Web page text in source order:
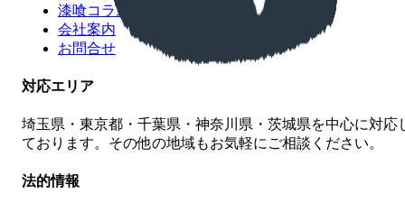
漆喰コラム
会社案内
お問合せ
対応エリア
埼玉県・東京都・千葉県・神奈川県・茨城県を中心に対応
ております。その他の地域もお気軽にご相談ください。
法的情報